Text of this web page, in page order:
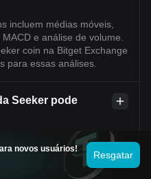
incluem médias móveis,
e análise de volume.
coin na Bitget Exchange
para essas análises.
Seeker pode
bloquear tokens pode
influenciando
de holding também
novos usuários!
Resgatar